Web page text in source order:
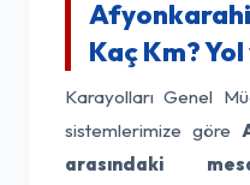
Kaç Km? Yol
Karayolları Genel
sistemlerimize göre
arasındaki